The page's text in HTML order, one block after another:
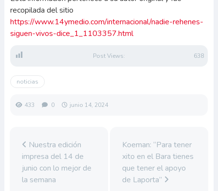
recopilada del sitio
https://www.14ymedio.com/internacional/nadie-rehenes-
siguen-vivos-dice_1_1103357.html
Post Views: 638
noticias
433 0 junio 14, 2024
Nuestra edición
impresa del 14 de
junio con lo mejor de
la semana
Koeman: “Para tener
xito en el Bara tienes
que tener el apoyo
de Laporta”